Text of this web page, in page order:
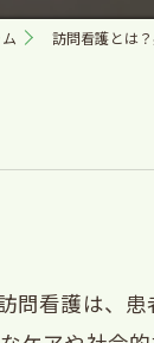
訪問看護とは
問看護は、